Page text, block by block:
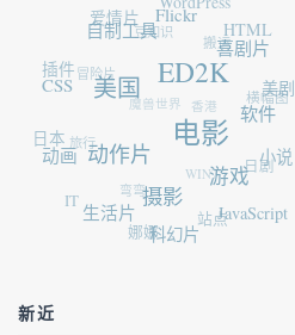
电影
ED2K
美国
动作片
摄影
游戏
软件
喜剧片
Flickr
自制工具
CSS
动画
生活片
科幻片
JavaScript
小说
美剧
HTML
爱情片
插件
日本
IT
娜娜 站点
日剧
横幅图
搬运
豆知识
冒险片
旅行
弯弯
WIN7
香港
魔兽世界
新近